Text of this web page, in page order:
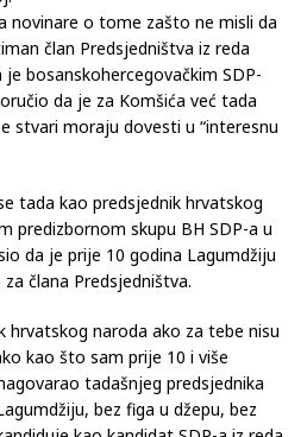
s članom Predsjedništva Bosne i
(SDP) koji je bio u
novinare o tome zašto ne misli da
član Predsjedništva iz reda
da je za Komšića već tada
stvari moraju dovesti u “interesnu
tada kao predsjednik hrvatskog
predizbornom skupu BH SDP-a u
da je prije 10 godina Lagumdžiju
člana Predsjedništva.
hrvatskog naroda ako za tebe nisu